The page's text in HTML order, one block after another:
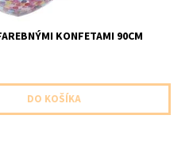
KONFETAMI 90CM